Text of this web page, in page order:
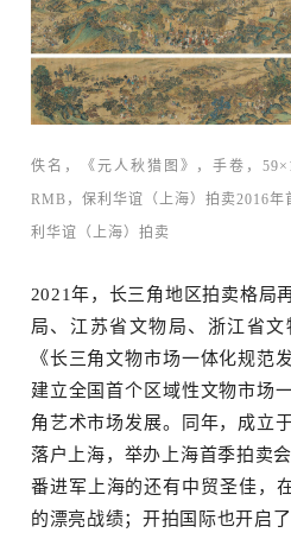
佚名，《元人秋猎图》，手卷，
RMB，保利华谊（上海）拍卖2016
利华谊（上海）拍卖
2021年，长三角地区拍卖格局
局、江苏省文物局、浙江省
《长三角文物市场一体化规范
建立全国首个区域性文物市场
角艺术市场发展。同年，成立
落户上海，举办上海首季拍卖
番进军上海的还有中贸圣佳，
的漂亮战绩；开拍国际也开启